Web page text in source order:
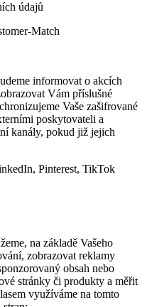
údajů
Match
informovat o akcích
Vám příslušné
Vaše zašifrované
poskytovateli a
kanály, pokud již jejich
Pinterest, TikTok
na základě Vašeho
zobrazovat reklamy
obsah nebo
stránky či produkty a měřit
využíváme na tomto